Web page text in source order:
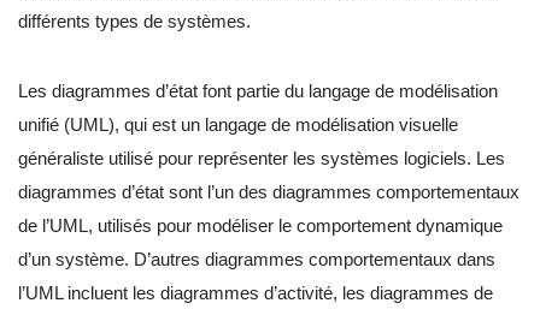
différents types de systèmes.
Les diagrammes d’état font partie du langage de modélisation
unifié (UML), qui est un langage de modélisation visuelle
généraliste utilisé pour représenter les systèmes logiciels. Les
diagrammes d’état sont l’un des diagrammes comportementaux
de l’UML, utilisés pour modéliser le comportement dynamique
d’un système. D’autres diagrammes comportementaux dans
l’UML incluent les diagrammes d’activité, les diagrammes de